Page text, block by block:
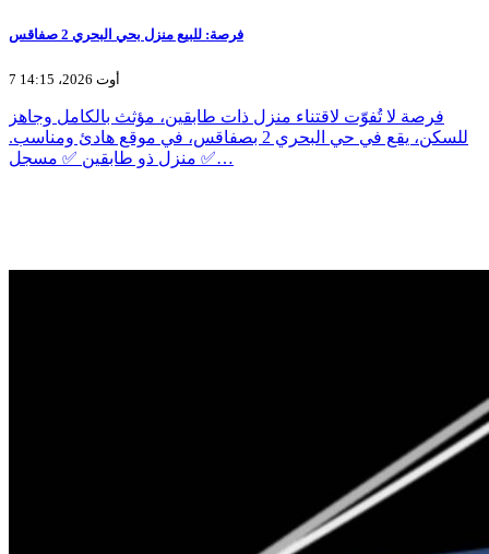
فرصة: للبيع منزل بحي البحري 2 صفاقس
7 أوت 2026، 14:15
فرصة لا تُفوّت لاقتناء منزل ذات طابقين، مؤثث بالكامل وجاهز
للسكن، يقع في حي البحري 2 بصفاقس، في موقع هادئ ومناسب.
✅ منزل ذو طابقين ✅ مسجل…